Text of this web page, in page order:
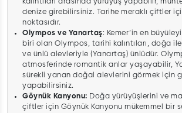
denize girebilirsiniz. Tarihe meraklı çiftler
noktasıdır.
Olympos ve Yanartaş: Kemer’in en
biri olan Olympos, tarihi kalıntıları, doğa
ve ünlü alevleriyle (Yanartaş) ünlüdür.
atmosferinde romantik anlar yaşayabilir,
sürekli yanan doğal alevlerini görmek için
yapabilirsiniz.
Göynük Kanyonu: Doğa yürüyüşlerini ve
çiftler için Göynük Kanyonu mükemmel bir